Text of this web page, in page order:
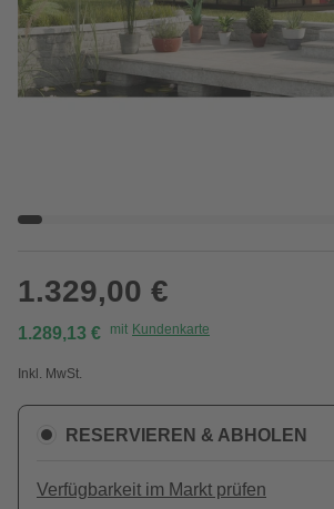
1.329,00 €
1.289,13 € mit Kundenkarte
Inkl. MwSt.
RESERVIEREN & ABHOLEN
Verfügbarkeit im Markt prüfen